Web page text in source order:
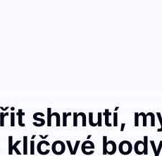
shrnutí,
klíčové